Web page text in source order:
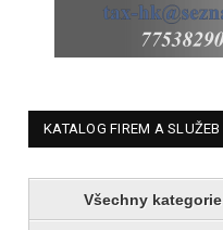
KATALOG FIREM A SLUŽEB
Všechny kategorie